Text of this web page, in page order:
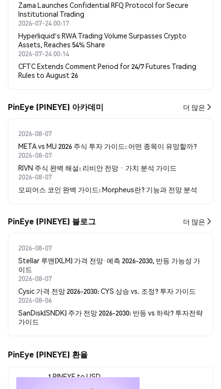
Zama Launches Confidential RFQ Protocol for Secure
Institutional Trading
2026-07-24 00:17
Hyperliquid's RWA Trading Volume Surpasses Crypto
Assets, Reaches 54% Share
2026-07-24 00:14
CFTC Extends Comment Period for 24/7 Futures Trading
Rules to August 26
PinEye (PINEYE) 아카데미 더 많은
2026-08-07
META vs MU 2026 주식 투자 가이드: 어떤 종목이 유망할까?
2026-08-07
RIVN 주식 완벽 해설: 리비안 전망ㆍ가치 분석 가이드
2026-08-07
모피어스 코인 완벽 가이드: Morpheus란? 기능과 전망 분석
PinEye (PINEYE) 블로그 더 많은
2026-08-07
Stellar 루멘(XLM) 가격 전망·예측 2026-2030, 반등 가능성 가
이드
2026-08-07
Cysic 가격 전망 2026-2030: CYS 상승 vs. 조정? 투자 가이드
2026-08-06
SanDisk(SNDK) 주가 전망 2026-2030: 반등 vs 하락? 투자전략
가이드
PinEye (PINEYE) 환율
1 PINEYE to USD